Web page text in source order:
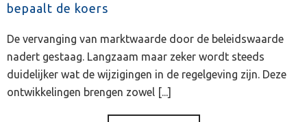
bepaalt de koers
De vervanging van marktwaarde door de beleidswaarde
nadert gestaag. Langzaam maar zeker wordt steeds
duidelijker wat de wijzigingen in de regelgeving zijn. Deze
ontwikkelingen brengen zowel [...]